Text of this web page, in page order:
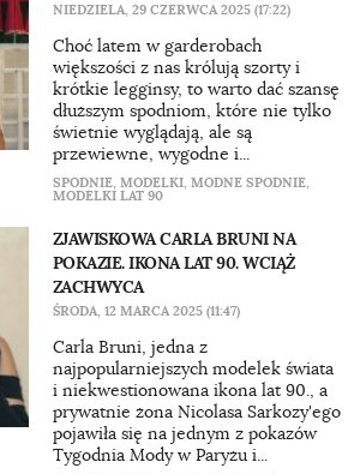
NIEDZIELA, 29 CZERWCA 2025 (17:22)
Choć latem w garderobach
większości z nas królują szorty i
krótkie legginsy, to warto dać szansę
dłuższym spodniom, które nie tylko
świetnie wyglądają, ale są
przewiewne, wygodne i...
SPODNIE, MODELKI, MODNE SPODNIE,
MODELKI LAT 90
ZJAWISKOWA CARLA BRUNI NA
POKAZIE. IKONA LAT 90. WCIĄŻ
ZACHWYCA
ŚRODA, 12 MARCA 2025 (11:47)
Carla Bruni, jedna z
najpopularniejszych modelek świata
i niekwestionowana ikona lat 90., a
prywatnie żona Nicolasa Sarkozy'ego
pojawiła się na jednym z pokazów
Tygodnia Mody w Paryżu i...